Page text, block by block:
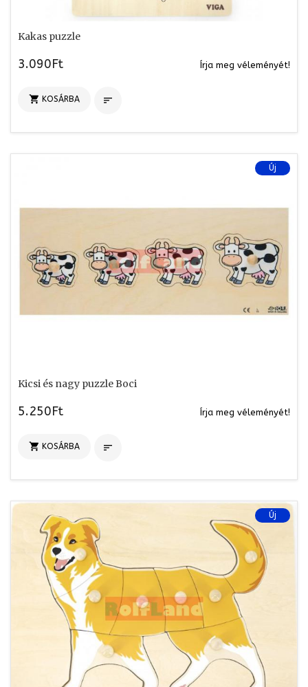
Kakas puzzle
3.090Ft Írja meg véleményét!
 KOSÁRBA 
Új
Kicsi és nagy puzzle Boci
5.250Ft Írja meg véleményét!
 KOSÁRBA 
Új